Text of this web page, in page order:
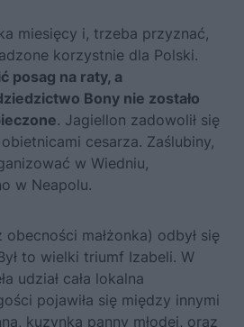
miesięcy i, trzeba przyznać,
korzystnie dla Polski.
posag na raty, a
Bony nie zostało
. Jagiellon zadowolił się
cesarza. Zaślubiny,
w Wiedniu,
w Neapolu.
obecności małżonka) odbył się
to wielki triumf Izabeli. W
udział cała lokalna
pojawiła się między innymi
kuzynka panny młodej, oraz